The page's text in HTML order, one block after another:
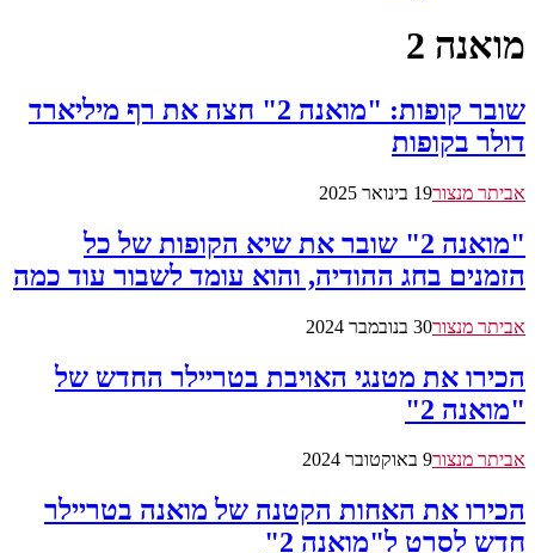
מואנה 2
שובר קופות: "מואנה 2" חצה את רף מיליארד
דולר בקופות
אביתר מנצור19 בינואר 2025
"מואנה 2" שובר את שיא הקופות של כל
הזמנים בחג ההודיה, והוא עומד לשבור עוד כמה
אביתר מנצור30 בנובמבר 2024
הכירו את מטנגי האויבת בטריילר החדש של
"מואנה 2"
אביתר מנצור9 באוקטובר 2024
הכירו את האחות הקטנה של מואנה בטריילר
חדש לסרט ל"מואנה 2"